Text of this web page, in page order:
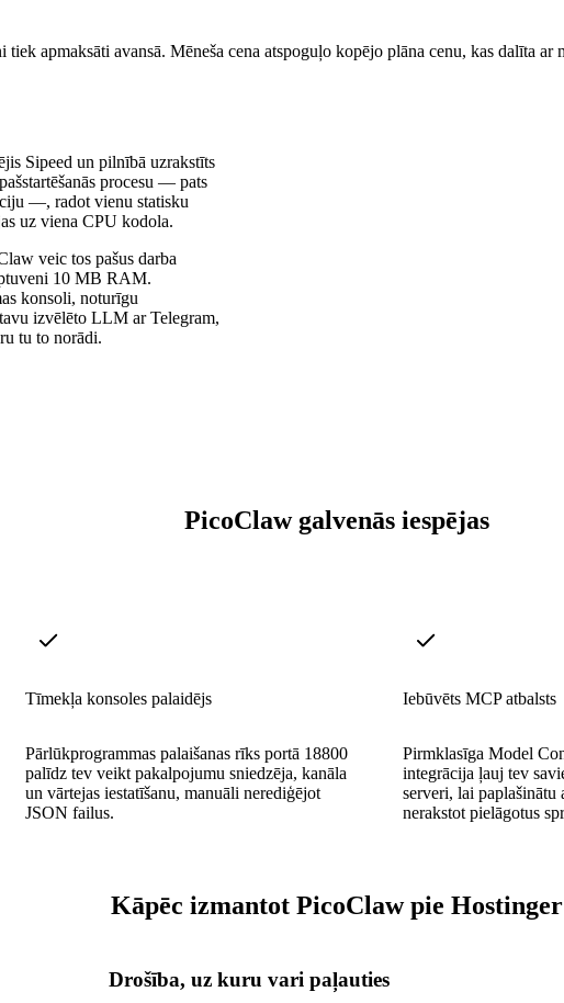
tiek apmaksāti avansā. Mēneša cena atspoguļo kopējo plāna cenu, kas dalīta ar
Sipeed un pilnībā uzrakstīts
procesu — pats
—, radot vienu statisku
uz viena CPU kodola.
veic tos pašus darba
10 MB RAM.
konsoli, noturīgu
izvēlēto LLM ar Telegram,
tu to norādi.
PicoClaw galvenās iespējas
Tīmekļa konsoles palaidējs
Pārlūkprogrammas palaišanas rīks portā 18800
palīdz tev veikt pakalpojumu sniedzēja, kanāla
un vārtejas iestatīšanu, manuāli nerediģējot
JSON failus.
Iebūvēts MCP atbalsts
Pirmklasīga Model
integrācija ļauj tev
serveri, lai paplašinātu
nerakstot pielāgotus
Kāpēc izmantot PicoClaw pie Hostinger
Drošība, uz kuru vari paļauties